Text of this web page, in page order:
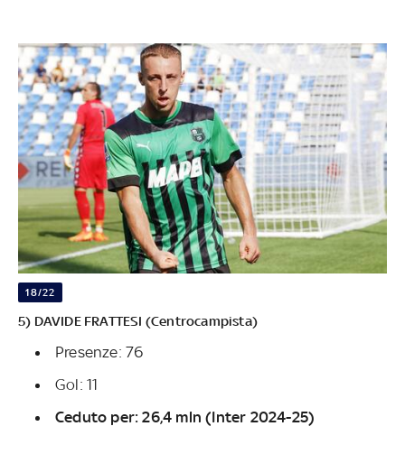
18/22
5) DAVIDE FRATTESI (Centrocampista)
Presenze: 76
Gol: 11
Ceduto per: 26,4 mln (Inter 2024-25)